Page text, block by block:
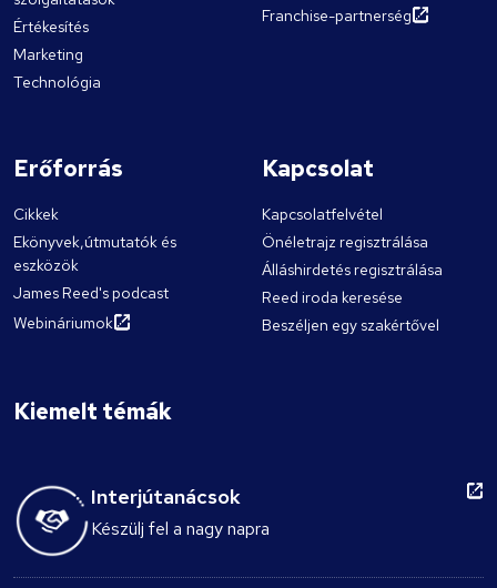
Értékesítés
Marketing
Technológia
Franchise-partnerség
Erőforrás
Cikkek
Ekönyvek,útmutatók és
eszközök
James Reed's podcast
Webináriumok
Kapcsolat
Kapcsolatfelvétel
Önéletrajz regisztrálása
Álláshirdetés regisztrálása
Reed iroda keresése
Beszéljen egy szakértővel
Kiemelt témák
Interjútanácsok
Készülj fel a nagy napra